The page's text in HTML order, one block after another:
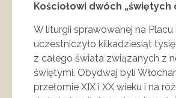
Kościołowi dwóch „świętych
W liturgii sprawowanej na Placu
uczestniczyło kilkadziesiąt
z całego świata związanych z
świętymi. Obydwaj byli
przełomie XIX i XX wieku i na